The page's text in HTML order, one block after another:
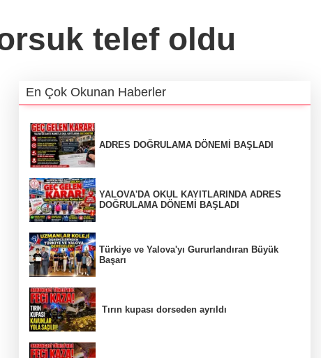
telef oldu
En Çok Okunan Haberler
ADRES DOĞRULAMA DÖNEMİ BAŞLADI
YALOVA'DA OKUL KAYITLARINDA ADRES
DOĞRULAMA DÖNEMİ BAŞLADI
Türkiye ve Yalova'yı Gururlandıran Büyük
Başarı
Tırın kupası dorseden ayrıldı